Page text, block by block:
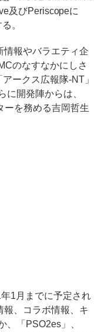
及びPeriscopeに
。
報やバラエティ企
のなすなかにしさ
ークス広報隊-NT」
に開発陣からは、
ーを務める吉岡哲生
1月までに予定され
報、コラボ情報、キ
、「PSO2es」、